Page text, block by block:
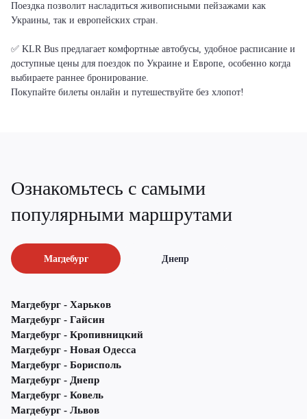
Поездка позволит насладиться живописными пейзажами как
Украины, так и европейских стран.
✅ KLR Bus предлагает комфортные автобусы, удобное расписание и
доступные цены для поездок по Украине и Европе, особенно когда
выбираете раннее бронирование.
Покупайте билеты онлайн и путешествуйте без хлопот!
Ознакомьтесь с самыми
популярными маршрутами
Магдебург Днепр
Магдебург - Харьков
Магдебург - Гайсин
Магдебург - Кропивницкий
Магдебург - Новая Одесса
Магдебург - Борисполь
Магдебург - Днепр
Магдебург - Ковель
Магдебург - Львов